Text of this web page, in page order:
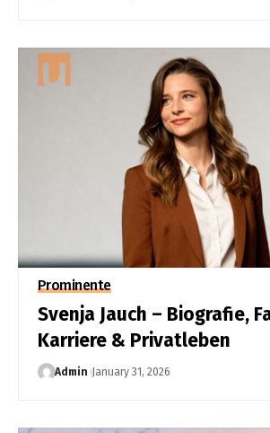
Prominente
Svenja Jauch – Biografie,
Karriere & Privatleben
Admin January 31, 2026